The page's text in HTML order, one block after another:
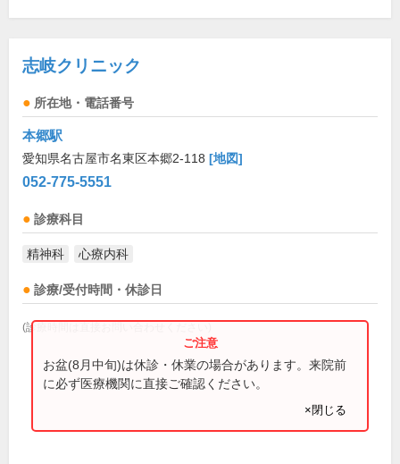
志岐クリニック
所在地・電話番号
本郷駅
愛知県名古屋市名東区本郷2-118 [地図]
052-775-5551
診療科目
精神科 心療内科
診療/受付時間・休診日
(診療時間は直接お問い合わせください)
お盆(8月中旬)は休診・休業の場合があります。来院前
に必ず医療機関に直接ご確認ください。
×閉じる